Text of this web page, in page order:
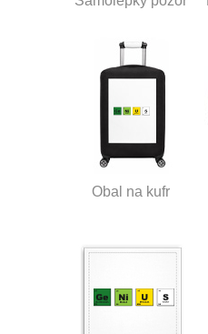
Obal na kufr